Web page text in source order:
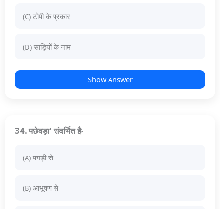
(C) टोपी के प्रकार
(D) साड़ियों के नाम
Show Answer
34. पछेवड़ा' संदर्भित है-
(A) पगड़ी से
(B) आभूषण से